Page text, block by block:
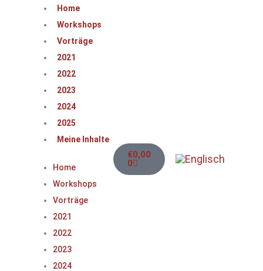
Home
Workshops
Vorträge
2021
2022
2023
2024
2025
Meine Inhalte
Home
Workshops
Vorträge
2021
2022
2023
2024
€0,00
0